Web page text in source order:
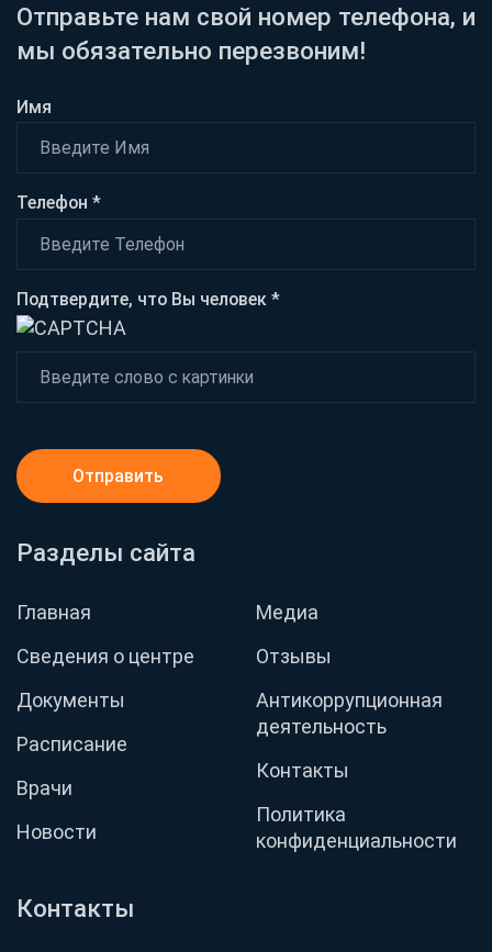
Контакты
Разделы сайта
Главная
Сведения о центре
Документы
Расписание
Врачи
Новости
Медиа
Отзывы
Антикоррупционная
деятельность
Контакты
Политика
конфиденциальности
Отправьте нам свой номер телефона, и
мы обязательно перезвоним!
Имя
Телефон *
Подтвердите, что Вы человек *
Отправить